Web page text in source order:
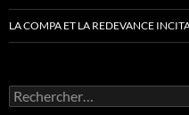
LA COMPA ET LA REDEVANCE
Rechercher :